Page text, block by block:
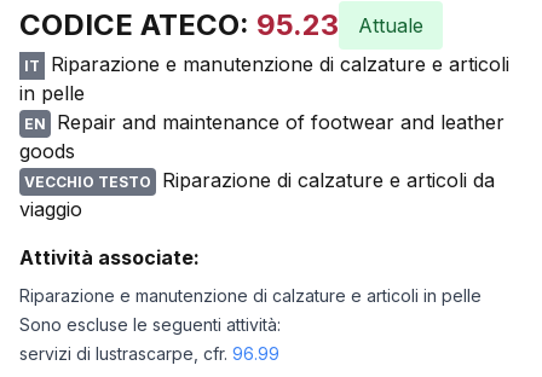
CODICE ATECO: 95.23 Attuale
IT
Riparazione e manutenzione di calzature e articoli
in pelle
EN
Repair and maintenance of footwear and leather
goods
VECCHIO TESTO
Riparazione di calzature e articoli da
viaggio
Attività associate:
Riparazione e manutenzione di calzature e articoli in pelle
Sono escluse le seguenti attività:
servizi di lustrascarpe, cfr. 96.99